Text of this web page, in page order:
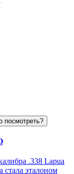
посмотреть?
.338 Lapua
стала эталоном